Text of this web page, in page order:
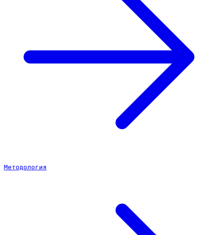
Методология